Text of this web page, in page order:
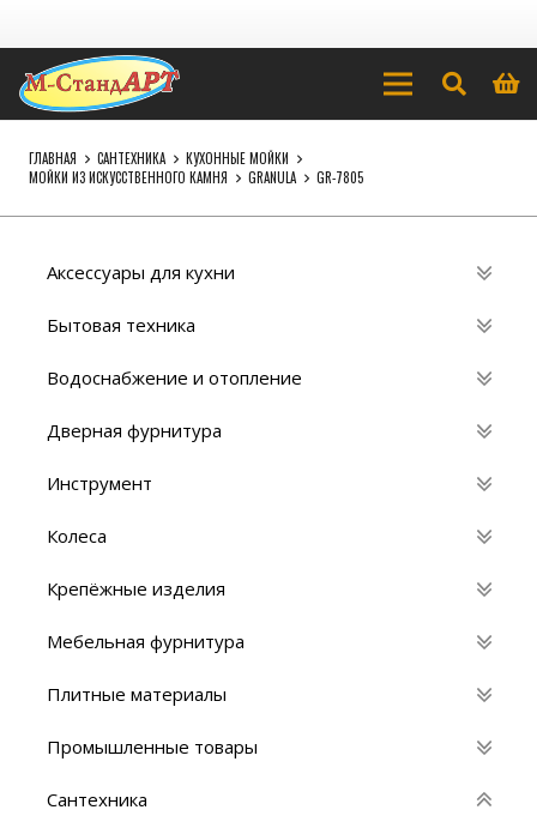
ГЛАВНАЯ САНТЕХНИКА
КУХОННЫЕ МОЙКИ
МОЙКИ ИЗ ИСКУССТВЕННОГО КАМНЯ
GRANULA GR-7805
Аксессуары для кухни
Бытовая техника
Водоснабжение и отопление
Дверная фурнитура
Инструмент
Колеса
Крепёжные изделия
Мебельная фурнитура
Плитные материалы
Промышленные товары
Сантехника